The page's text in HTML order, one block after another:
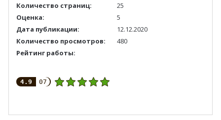
Количество страниц:
25
Оценка:
5
Дата публикации:
12.12.2020
Количество просмотров:
480
Рейтинг работы:
4.9 07